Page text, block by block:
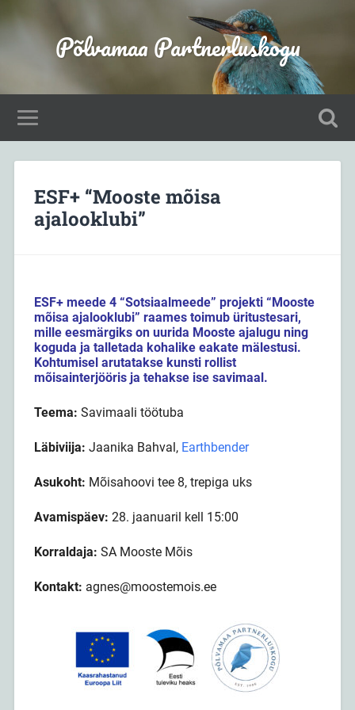
Põlvamaa Partnerluskogu
ESF+ “Mooste mõisa
ajalooklubi”
ESF+ meede 4 “Sotsiaalmeede” projekti “Mooste
mõisa ajalooklubi” raames toimub üritustesari,
mille eesmärgiks on uurida Mooste ajalugu ning
koguda ja talletada kohalike eakate mälestusi.
Kohtumisel arutatakse kunsti rollist
mõisainterjööris ja tehakse ise savimaal.
Teema: Savimaali töötuba
Läbiviija: Jaanika Bahval, Earthbender
Asukoht: Mõisahoovi tee 8, trepiga uks
Avamispäev: 28. jaanuaril kell 15:00
Korraldaja: SA Mooste Mõis
Kontakt: agnes@moostemois.ee